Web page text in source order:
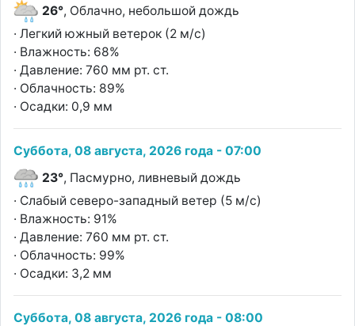
26°, Облачно, небольшой дождь
· Легкий южный ветерок (2 м/с)
· Влажность: 68%
· Давление: 760 мм рт. ст.
· Облачность: 89%
· Осадки: 0,9 мм
Суббота, 08 августа, 2026 года - 07:00
23°, Пасмурно, ливневый дождь
· Слабый северо-западный ветер (5 м/с)
· Влажность: 91%
· Давление: 760 мм рт. ст.
· Облачность: 99%
· Осадки: 3,2 мм
Суббота, 08 августа, 2026 года - 08:00